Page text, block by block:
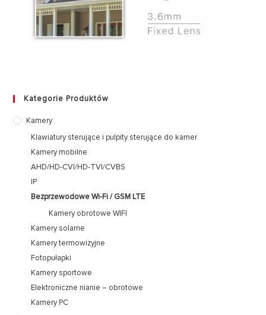
Kategorie Produktów
Kamery
Klawiatury sterujące i pulpity sterujące do kamer
Kamery mobilne
AHD/HD-CVI/HD-TVI/CVBS
IP
Bezprzewodowe Wi-Fi / GSM LTE
Kamery obrotowe WIFI
Kamery solarne
Kamery termowizyjne
Fotopułapki
Kamery sportowe
Elektroniczne nianie – obrotowe
Kamery PC